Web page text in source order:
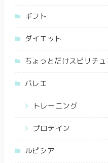
ギフト
ダイエット
ちょっとだけスピリチュ
バレエ
トレーニング
プロテイン
ルピシア